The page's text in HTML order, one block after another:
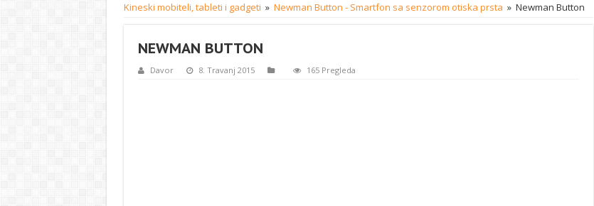
Kineski mobiteli, tableti i gadgeti » Newman Button - Smartfon sa senzorom otiska prsta » Newman Button
NEWMAN BUTTON
Davor 8. Travanj 2015 165 Pregleda